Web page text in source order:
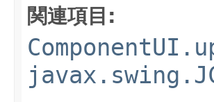
関連項目: